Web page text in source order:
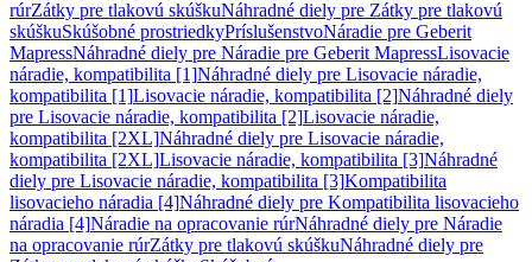
rúrZátky pre tlakovú skúškuNáhradné diely pre Zátky pre tlakovú
skúškuSkúšobné prostriedkyPríslušenstvoNáradie pre Geberit
MapressNáhradné diely pre Náradie pre Geberit MapressLisovacie
náradie, kompatibilita [1]Náhradné diely pre Lisovacie náradie,
kompatibilita [1]Lisovacie náradie, kompatibilita [2]Náhradné diely
pre Lisovacie náradie, kompatibilita [2]Lisovacie náradie,
kompatibilita [2XL]Náhradné diely pre Lisovacie náradie,
kompatibilita [2XL]Lisovacie náradie, kompatibilita [3]Náhradné
diely pre Lisovacie náradie, kompatibilita [3]Kompatibilita
lisovacieho náradia [4]Náhradné diely pre Kompatibilita lisovacieho
náradia [4]Náradie na opracovanie rúrNáhradné diely pre Náradie
na opracovanie rúrZátky pre tlakovú skúškuNáhradné diely pre